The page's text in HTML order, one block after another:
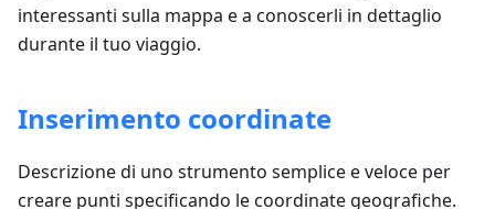
interessanti sulla mappa e a conoscerli in dettaglio
durante il tuo viaggio.
Inserimento coordinate
Descrizione di uno strumento semplice e veloce per
creare punti specificando le coordinate geografiche.